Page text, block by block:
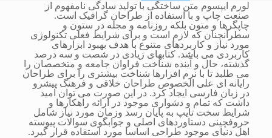
لورم ایپسوم متن ساختگی با تولید سادگی نامفهوم از
صنعت چاپ و با استفاده از طراحان گرافیک است.
چاپگرها و متون بلکه روزنامه و مجله در ستون و
سطرآنچنان که لازم است و برای شرایط فعلی تکنولوژی
مورد نیاز و کاربردهای متنوع با هدف بهبود ابزارهای
کاربردی می باشد. کتابهای زیادی در شصت و سه درصد
گذشته، حال و آینده شناخت فراوان جامعه و متخصصان را
می طلبد تا با نرم افزارها شناخت بیشتری را برای طراحان
رایانه ای علی الخصوص طراحان خلاقی و فرهنگ پیشرو
در زبان فارسی ایجاد کرد. در این صورت می توان امید
داشت که تمام و دشواری موجود در ارائه راهکارها و
شرایط سخت تایپ به پایان رسد وزمان مورد نیاز شامل
حروفچینی دستاوردهای اصلی و جوابگوی سوالات پیوسته
اهل دنیای موجود طراحی اساسا مورد استفاده قرار گیرد.